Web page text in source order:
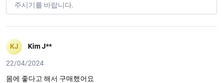
주시기를 바랍니다.
KJ Kim J**
22/04/2024
몸에 좋다고 해서 구매했어요